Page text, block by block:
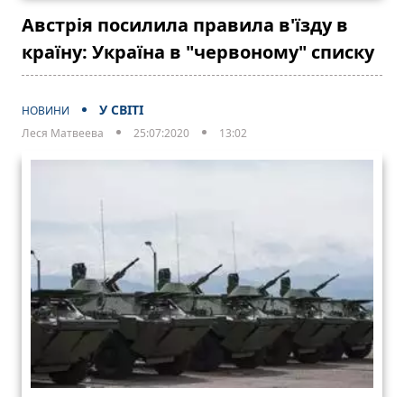
Австрія посилила правила в'їзду в
країну: Україна в "червоному" списку
НОВИНИ У СВІТІ
Леся Матвеева 25:07:2020 13:02